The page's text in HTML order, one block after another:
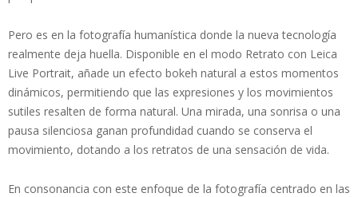
Pero es en la fotografía humanística donde la nueva tecnología
realmente deja huella. Disponible en el modo Retrato con Leica
Live Portrait, añade un efecto bokeh natural a estos momentos
dinámicos, permitiendo que las expresiones y los movimientos
sutiles resalten de forma natural. Una mirada, una sonrisa o una
pausa silenciosa ganan profundidad cuando se conserva el
movimiento, dotando a los retratos de una sensación de vida.
En consonancia con este enfoque de la fotografía centrado en las